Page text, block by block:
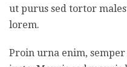
ut purus sed tortor
lorem.
Proin urna enim,